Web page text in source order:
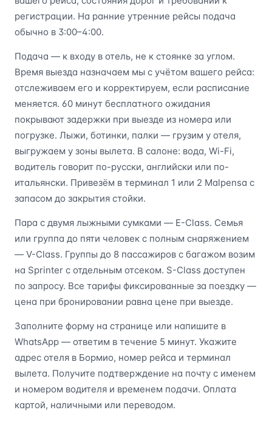
регистрации. На ранние утренние рейсы подача
обычно в 3:00–4:00.
Подача — к входу в отель, не к стоянке за углом.
Время выезда назначаем мы с учётом вашего рейса:
отслеживаем его и корректируем, если расписание
меняется. 60 минут бесплатного ожидания
покрывают задержки при выезде из номера или
погрузке. Лыжи, ботинки, палки — грузим у отеля,
выгружаем у зоны вылета. В салоне: вода, Wi-Fi,
водитель говорит по-русски, английски или по-
итальянски. Привезём в терминал 1 или 2 Malpensa с
запасом до закрытия стойки.
Пара с двумя лыжными сумками — E-Class. Семья
или группа до пяти человек с полным снаряжением
— V-Class. Группы до 8 пассажиров с багажом возим
на Sprinter с отдельным отсеком. S-Class доступен
по запросу. Все тарифы фиксированные за поездку —
цена при бронировании равна цене при выезде.
Заполните форму на странице или напишите в
WhatsApp — ответим в течение 5 минут. Укажите
адрес отеля в Бормио, номер рейса и терминал
вылета. Получите подтверждение на почту с именем
и номером водителя и временем подачи. Оплата
картой, наличными или переводом.